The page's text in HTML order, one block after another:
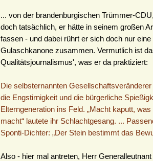
... von der brandenburgischen Trümmer-
doch tatsächlich, er hätte in seinem großen
fassen - und dabei rührt er sich doch nur
Gulaschkanone zusammen. Vermutlich ist
Qualitätsjournalismus', was er da praktiziert:
Die selbsternannten
die Engstirnigkeit und die bürgerliche
Elterngeneration ins Feld. „Macht kaputt,
macht“ lautete ihr Schlachtgesang. ...
Sponti-Dichter: „Der Stein bestimmt das
Also - hier mal antreten, Herr